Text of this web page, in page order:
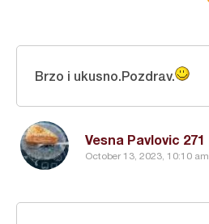
Vesna Pavlovic 271
October 13, 2023, 10:10 am
Brzo i ukusno.Pozdrav.